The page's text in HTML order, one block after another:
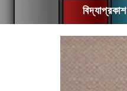
বিদ্যাপ্রকাশ